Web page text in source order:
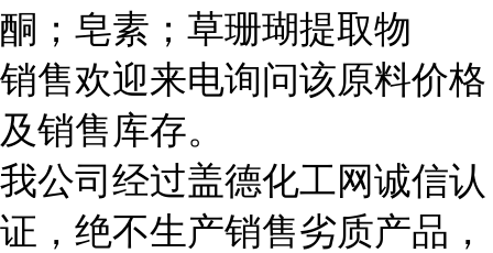
酮；皂素；草珊瑚提取物
销售欢迎来电询问该原料价格
及销售库存。
我公司经过盖德化工网诚信认
证，绝不生产销售劣质产品，